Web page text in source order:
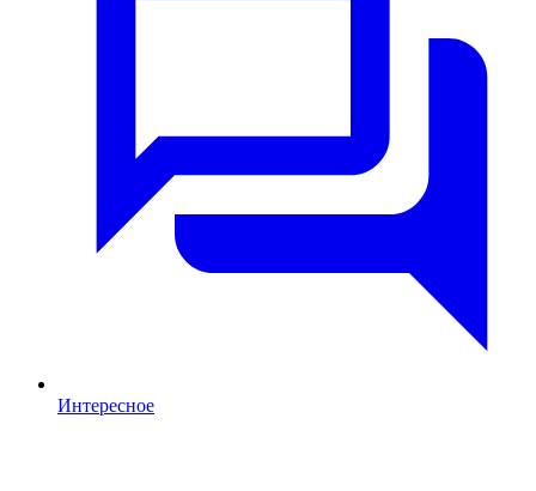
Интересное